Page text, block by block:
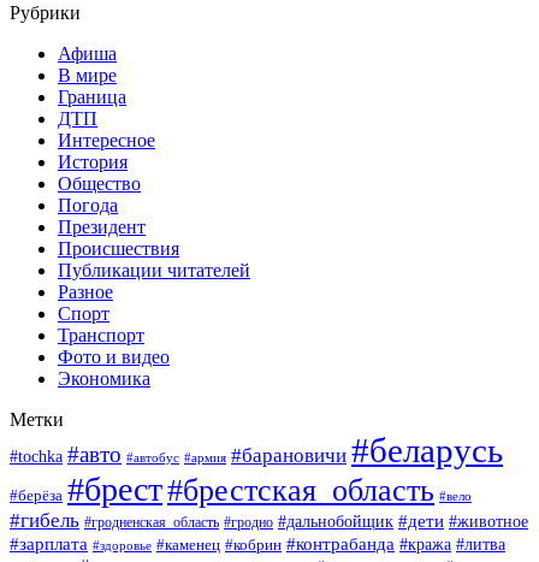
Рубрики
Афиша
В мире
Граница
ДТП
Интересное
История
Общество
Погода
Президент
Происшествия
Публикации читателей
Разное
Спорт
Транспорт
Фото и видео
Экономика
Метки
#tochka #авто #автобус #армия #барановичи #беларусь
#берёза #брест#брестская_область #вело
#гибель #гродненская_область #гродно #дальнобойщик #дети #животное
#зарплата #здоровье #каменец #кобрин #контрабанда #кража #литва